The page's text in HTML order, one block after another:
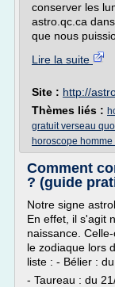
conserver les
astro.qc.ca
que nous
Lire la suite
Site : http://
Thèmes liés :
gratuit verseau
horoscope
Comment
? (guide
Notre signe
En effet, il s'agit
naissance.
le zodiaque lors
liste : - Bélier :
- Taureau : du